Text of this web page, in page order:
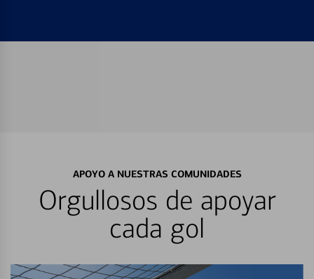
APOYO A NUESTRAS COMUNIDADES
Orgullosos de apoyar
cada gol